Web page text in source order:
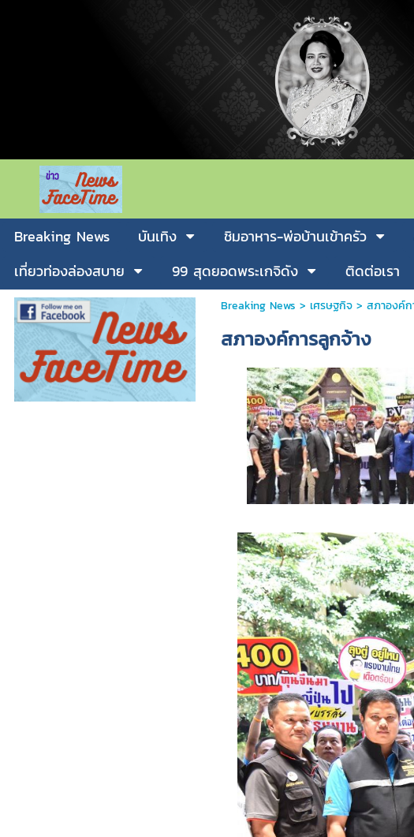
Breaking News บันเทิง ชิมอาหาร-พ่อบ้านเข้าครัว
เที่ยวท่องล่องสบาย
99 สุดยอดพระเกจิดัง ติดต่อเรา
Breaking News > เศรษฐกิจ> สภาองค์ก
สภาองค์การลูกจ้าง